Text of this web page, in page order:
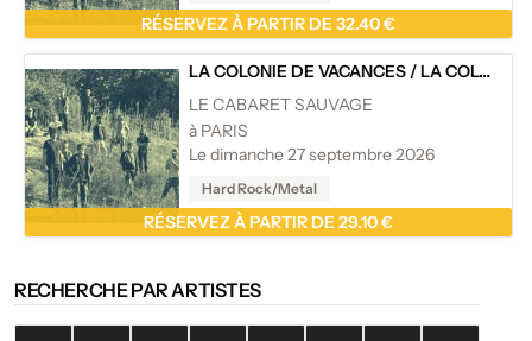
RÉSERVEZ À PARTIR DE 32.40 €
LA COLONIE DE VACANCES /LA COLONIE DE VACANCES
LE CABARET SAUVAGE
à PARIS
Le dimanche 27 septembre 2026
Hard Rock/Metal
RÉSERVEZ À PARTIR DE 29.10 €
RECHERCHE PAR ARTISTES